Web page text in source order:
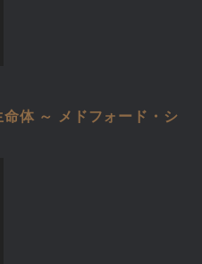
体 ～ メドフォード・シ